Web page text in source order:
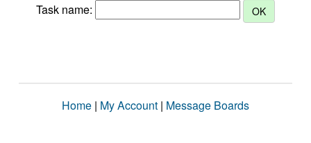
Task name:
Home | My Account | Message Boards